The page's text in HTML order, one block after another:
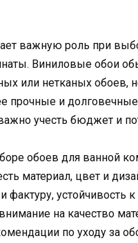
важную роль при
Виниловые обои
или нетканых обоев,
прочные и
учесть бюджет и
обоев для ванной
материал, цвет и
фактуру, устойчивость
на качество
по уходу за